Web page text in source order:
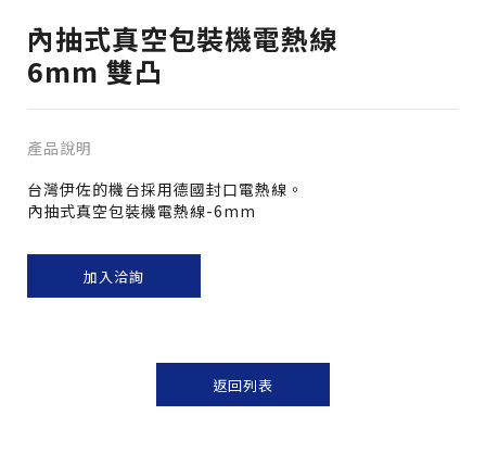
內抽式真空包裝機電熱線
6mm 雙凸
產品說明
台灣伊佐的機台採用德國封口電熱線。
內抽式真空包裝機電熱線-6mm
加入洽詢
返回列表